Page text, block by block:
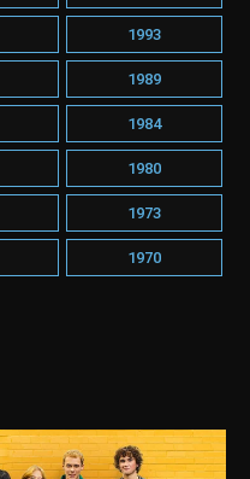
1993
1989
1984
1980
1973
1970